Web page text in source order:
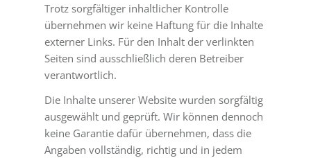
Trotz sorgfältiger inhaltlicher Kontrolle
übernehmen wir keine Haftung für die Inhalte
externer Links. Für den Inhalt der verlinkten
Seiten sind ausschließlich deren Betreiber
verantwortlich.
Die Inhalte unserer Website wurden sorgfältig
ausgewählt und geprüft. Wir können dennoch
keine Garantie dafür übernehmen, dass die
Angaben vollständig, richtig und in jedem